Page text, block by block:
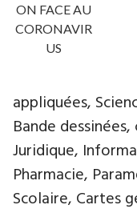
ON FACE AU
CORONAVIR
US
appliquées,
Bande
Juridique,
Pharmacie,
Scolaire, Cartes